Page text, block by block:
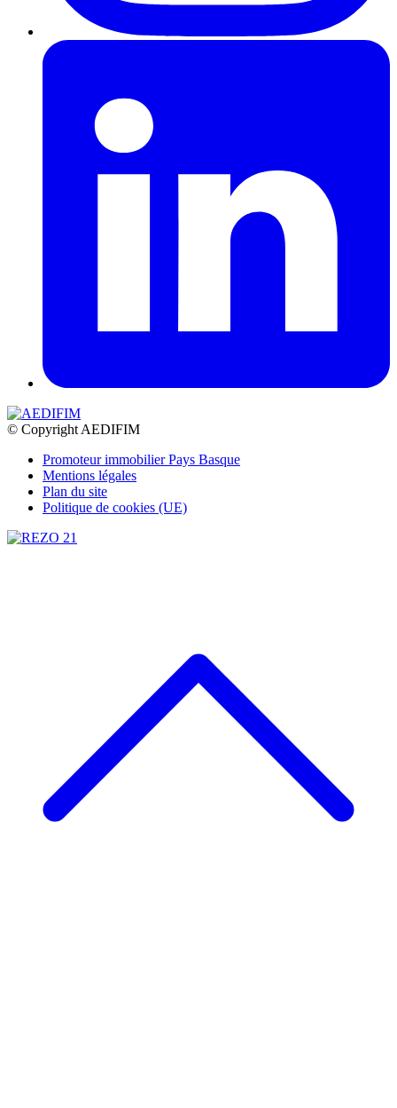
© Copyright AEDIFIM
Promoteur immobilier Pays Basque
Mentions légales
Plan du site
Politique de cookies (UE)